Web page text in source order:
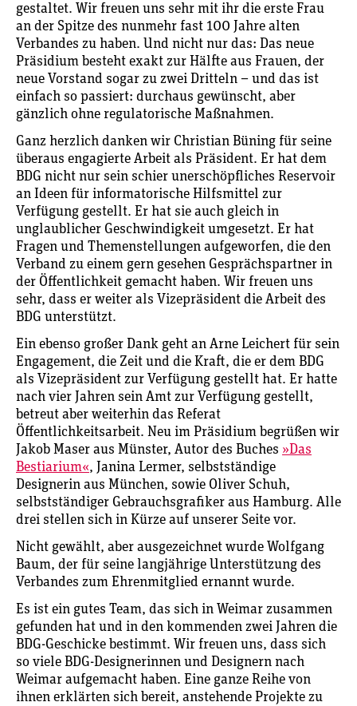
gestaltet. Wir freuen uns sehr mit ihr die erste Frau
an der Spitze des nunmehr fast 100 Jahre alten
Verbandes zu haben. Und nicht nur das: Das neue
Präsidium besteht exakt zur Hälfte aus Frauen, der
neue Vorstand sogar zu zwei Dritteln – und das ist
einfach so passiert: durchaus gewünscht, aber
gänzlich ohne regulatorische Maßnahmen.
Ganz herzlich danken wir Christian Büning für seine
überaus engagierte Arbeit als Präsident. Er hat dem
BDG nicht nur sein schier unerschöpfliches Reservoir
an Ideen für informatorische Hilfsmittel zur
Verfügung gestellt. Er hat sie auch gleich in
unglaublicher Geschwindigkeit umgesetzt. Er hat
Fragen und Themenstellungen aufgeworfen, die den
Verband zu einem gern gesehen Gesprächspartner in
der Öffentlichkeit gemacht haben. Wir freuen uns
sehr, dass er weiter als Vizepräsident die Arbeit des
BDG unterstützt.
Ein ebenso großer Dank geht an Arne Leichert für sein
Engagement, die Zeit und die Kraft, die er dem BDG
als Vizepräsident zur Verfügung gestellt hat. Er hatte
nach vier Jahren sein Amt zur Verfügung gestellt,
betreut aber weiterhin das Referat
Öffentlichkeitsarbeit. Neu im Präsidium begrüßen wir
Jakob Maser aus Münster, Autor des Buches »Das
Bestiarium«, Janina Lermer, selbstständige
Designerin aus München, sowie Oliver Schuh,
selbstständiger Gebrauchsgrafiker aus Hamburg. Alle
drei stellen sich in Kürze auf unserer Seite vor.
Nicht gewählt, aber ausgezeichnet wurde Wolfgang
Baum, der für seine langjährige Unterstützung des
Verbandes zum Ehrenmitglied ernannt wurde.
Es ist ein gutes Team, das sich in Weimar zusammen
gefunden hat und in den kommenden zwei Jahren die
BDG-Geschicke bestimmt. Wir freuen uns, dass sich
so viele BDG-Designerinnen und Designern nach
Weimar aufgemacht haben. Eine ganze Reihe von
ihnen erklärten sich bereit, anstehende Projekte zu